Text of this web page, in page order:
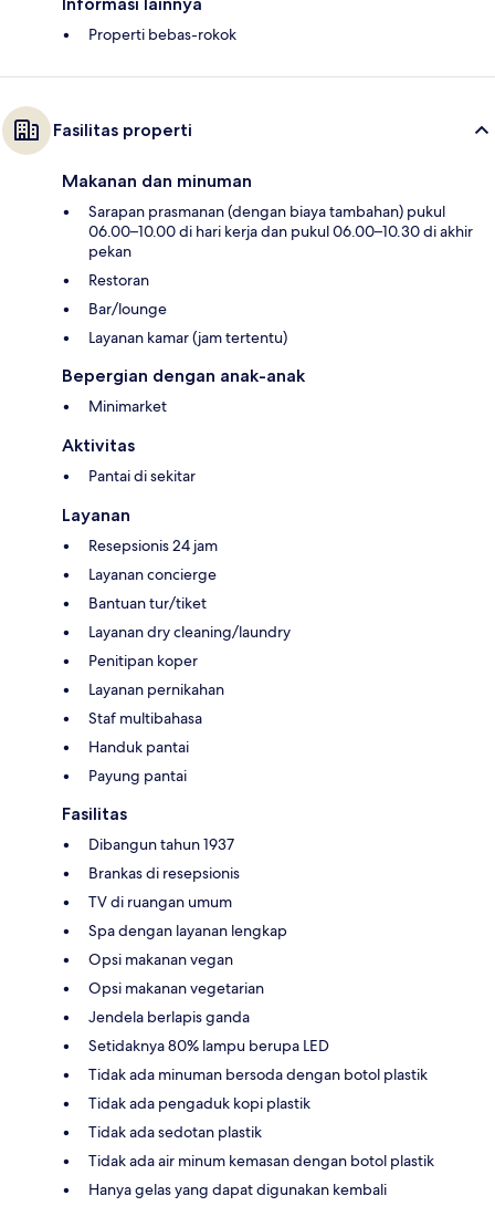
Properti bebas-rokok
Fasilitas properti
Makanan dan minuman
Sarapan prasmanan (dengan biaya tambahan) pukul
06.00–10.00 di hari kerja dan pukul 06.00–10.30 di akhir
pekan
Restoran
Bar/lounge
Layanan kamar (jam tertentu)
Bepergian dengan anak-anak
Minimarket
Aktivitas
Pantai di sekitar
Layanan
Resepsionis 24 jam
Layanan concierge
Bantuan tur/tiket
Layanan dry cleaning/laundry
Penitipan koper
Layanan pernikahan
Staf multibahasa
Handuk pantai
Payung pantai
Fasilitas
Dibangun tahun 1937
Brankas di resepsionis
TV di ruangan umum
Spa dengan layanan lengkap
Opsi makanan vegan
Opsi makanan vegetarian
Jendela berlapis ganda
Setidaknya 80% lampu berupa LED
Tidak ada minuman bersoda dengan botol plastik
Tidak ada pengaduk kopi plastik
Tidak ada sedotan plastik
Tidak ada air minum kemasan dengan botol plastik
Hanya gelas yang dapat digunakan kembali